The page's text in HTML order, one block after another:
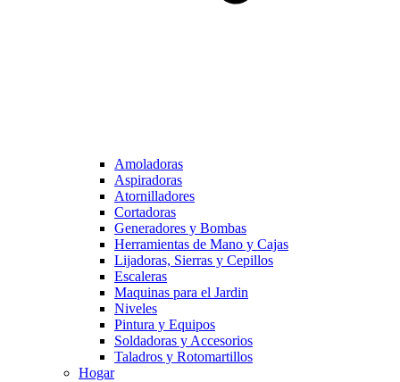
Amoladoras
Aspiradoras
Atornilladores
Cortadoras
Generadores y Bombas
Herramientas de Mano y Cajas
Lijadoras, Sierras y Cepillos
Escaleras
Maquinas para el Jardin
Niveles
Pintura y Equipos
Soldadoras y Accesorios
Taladros y Rotomartillos
Hogar